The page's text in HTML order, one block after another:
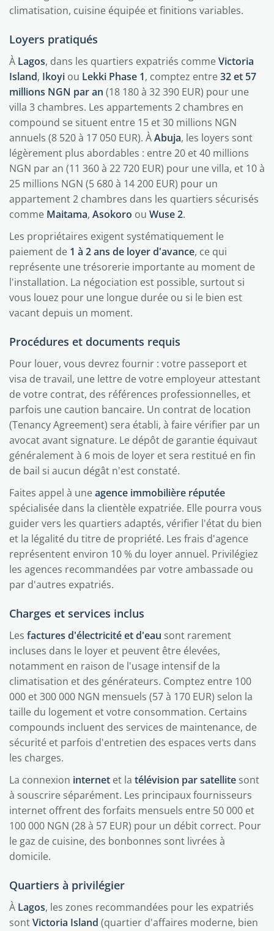
climatisation, cuisine équipée et finitions variables.
Loyers pratiqués
À Lagos, dans les quartiers expatriés commeVictoria
Island, Ikoyi ou Lekki Phase 1, comptez entre32 et 57
millions NGN par an (18 180 à 32 390 EUR) pour une
villa 3 chambres. Les appartements 2 chambres en
compound se situent entre 15 et 30 millions NGN
annuels (8 520 à 17 050 EUR). ÀAbuja, les loyers sont
légèrement plus abordables : entre 20 et 40 millions
NGN par an (11 360 à 22 720 EUR) pour une villa, et 10 à
25 millions NGN (5 680 à 14 200 EUR) pour un
appartement 2 chambres dans les quartiers sécurisés
comme Maitama, Asokoro ou Wuse 2.
Les propriétaires exigent systématiquement le
paiement de 1 à 2 ans de loyer d'avance, ce qui
représente une trésorerie importante au moment de
l'installation. La négociation est possible, surtout si
vous louez pour une longue durée ou si le bien est
vacant depuis un moment.
Procédures et documents requis
Pour louer, vous devrez fournir : votre passeport et
visa de travail, une lettre de votre employeur attestant
de votre contrat, des références professionnelles, et
parfois une caution bancaire. Un contrat de location
(Tenancy Agreement) sera établi, à faire vérifier par un
avocat avant signature. Le dépôt de garantie équivaut
généralement à 6 mois de loyer et sera restitué en fin
de bail si aucun dégât n'est constaté.
Faites appel à uneagence immobilière réputée
spécialisée dans la clientèle expatriée. Elle pourra vous
guider vers les quartiers adaptés, vérifier l'état du bien
et la légalité du titre de propriété. Les frais d'agence
représentent environ 10 % du loyer annuel. Privilégiez
les agences recommandées par votre ambassade ou
par d'autres expatriés.
Charges et services inclus
Les factures d'électricité et d'eau sont rarement
incluses dans le loyer et peuvent être élevées,
notamment en raison de l'usage intensif de la
climatisation et des générateurs. Comptez entre 100
000 et 300 000 NGN mensuels (57 à 170 EUR) selon la
taille du logement et votre consommation. Certains
compounds incluent des services de maintenance, de
sécurité et parfois d'entretien des espaces verts dans
les charges.
La connexion internet et la télévision par satellite sont
à souscrire séparément. Les principaux fournisseurs
internet offrent des forfaits mensuels entre 50 000 et
100 000 NGN (28 à 57 EUR) pour un débit correct. Pour
le gaz de cuisine, des bonbonnes sont livrées à
domicile.
Quartiers à privilégier
À Lagos, les zones recommandées pour les expatriés
sontVictoria Island (quartier d'affaires moderne, bien